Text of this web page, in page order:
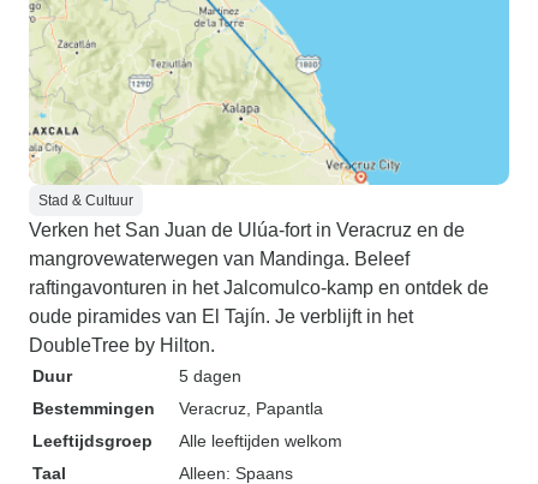
Stad & Cultuur
Verken het San Juan de Ulúa-fort in Veracruz en de
mangrovewaterwegen van Mandinga. Beleef
raftingavonturen in het Jalcomulco-kamp en ontdek de
oude piramides van El Tajín. Je verblijft in het
DoubleTree by Hilton.
Duur
5 dagen
Bestemmingen
Veracruz , Papantla
Leeftijdsgroep
Alle leeftijden welkom
Taal
Alleen: Spaans